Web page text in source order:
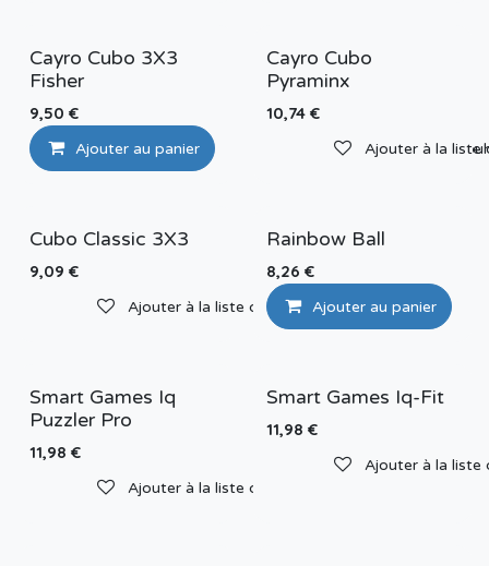
Cayro Cubo 3X3
Fisher
9,50 €
Ajouter au panier Ajouter à la liste de
Cayro Cubo
Pyraminx
10,74€
Ajouter à la liste
Cubo Classic 3X3
9,09 €
Ajouter à la liste de souhaits
Rainbow Ball
8,26 €
Ajouter au panier
Smart Games Iq
Puzzler Pro
11,98 €
Ajouter à la liste de souhaits
Smart Games Iq-Fit
11,98 €
Ajouter à la liste